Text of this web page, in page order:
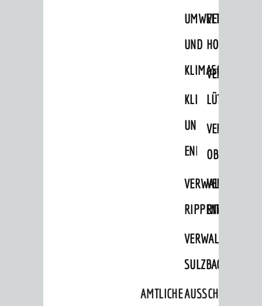
UMWELT-
UND
KLIMASCHUTZ
KLIMASCHUTZ
UND
RIPPENWEIER
SULZBACH
AMTLICHE
STADTPLAN / GEOPORTAL